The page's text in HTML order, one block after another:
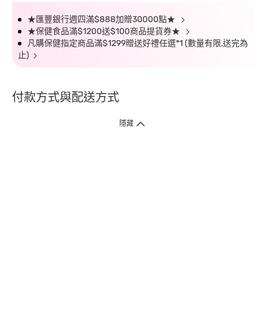
★匯豐銀行週四滿$888加贈30000點★
★保健食品滿$1200送$100商品提貨券★
凡購保健指定商品滿$1299贈送好禮任選*1 (數量有限,送完為
止)
付款方式與配送方式
隱藏